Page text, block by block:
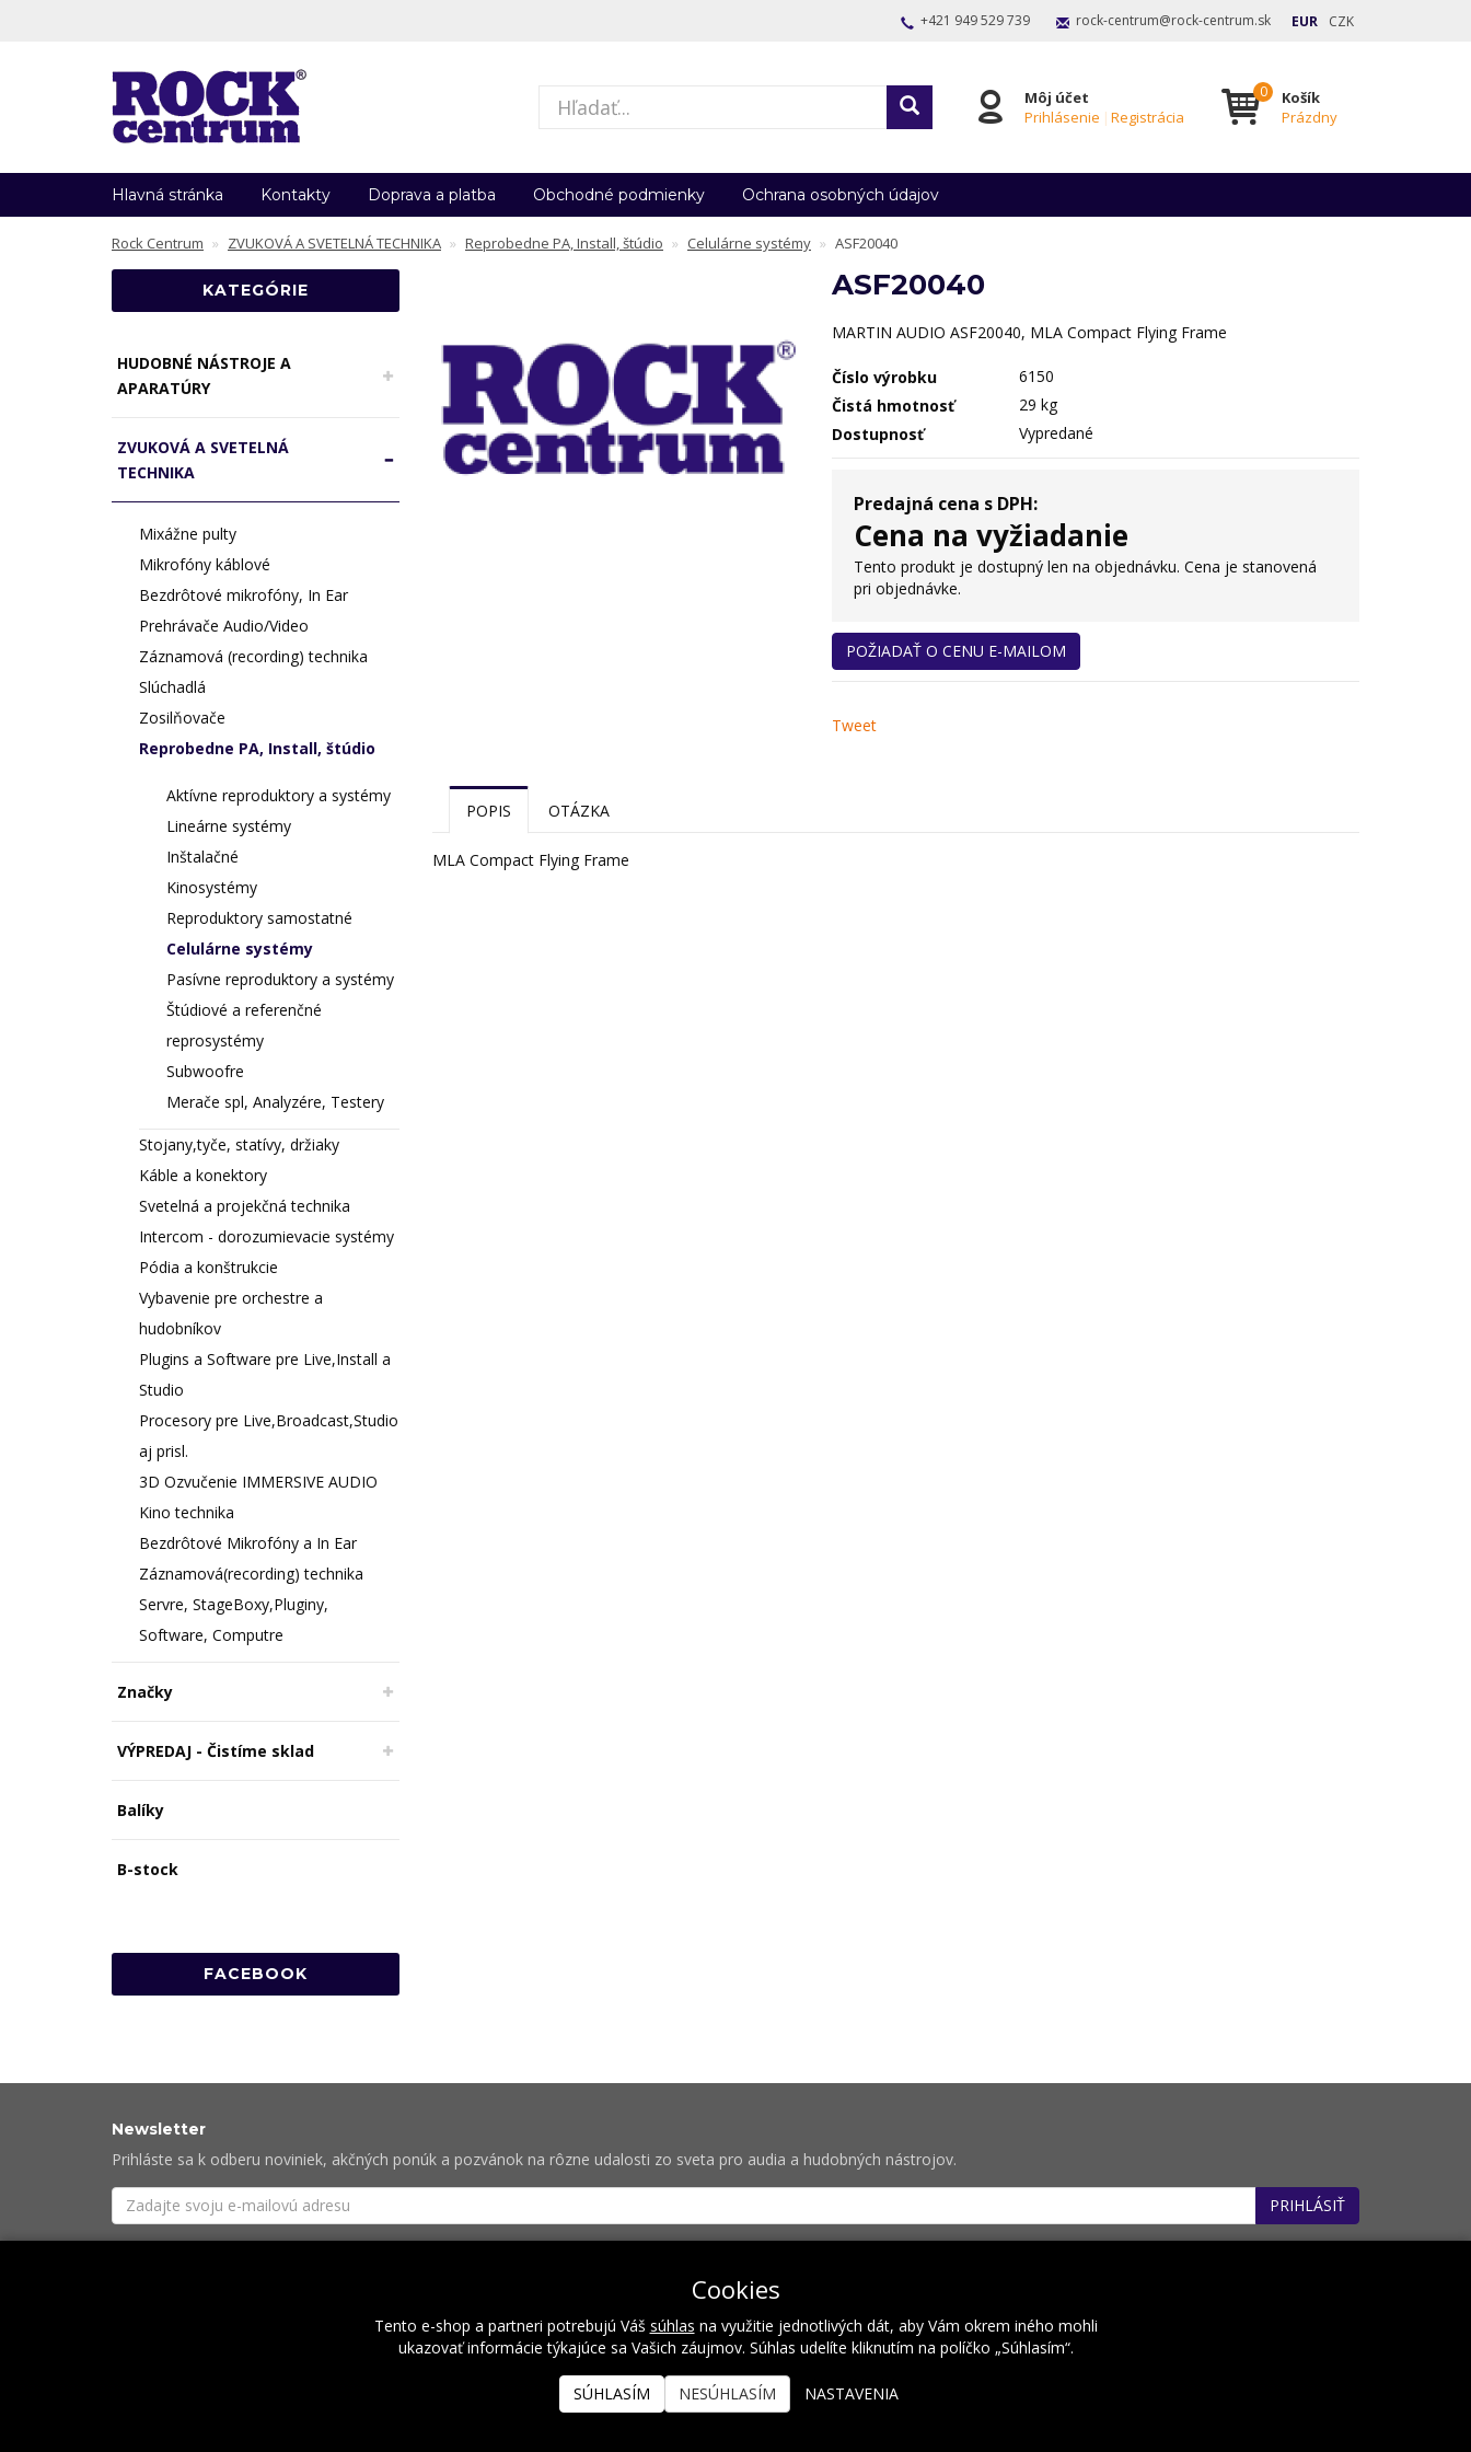
+421 949 529 739 rock-centrum@rock-centrum.sk EUR CZK
Môj účet
Prihlásenie | Registrácia
Košík
Prázdny
Hlavná stránka Kontakty Doprava a platba Obchodné podmienky Ochrana osobných údajov
Rock Centrum ZVUKOVÁ A SVETELNÁ TECHNIKA Reprobedne PA, Install, štúdio Celulárne systémy ASF20040
KATEGÓRIE
HUDOBNÉ NÁSTROJE A
APARATÚRY
ZVUKOVÁ A SVETELNÁ
TECHNIKA
Mixážne pulty
Mikrofóny káblové
Bezdrôtové mikrofóny, In Ear
Prehrávače Audio/Video
Záznamová (recording) technika
Slúchadlá
Zosilňovače
Reprobedne PA, Install, štúdio
Aktívne reproduktory a systémy
Lineárne systémy
Inštalačné
Kinosystémy
Reproduktory samostatné
Celulárne systémy
Pasívne reproduktory a systémy
Štúdiové a referenčné
reprosystémy
Subwoofre
Merače spl, Analyzére, Testery
Stojany,tyče, statívy, držiaky
Káble a konektory
Svetelná a projekčná technika
Intercom - dorozumievacie systémy
Pódia a konštrukcie
Vybavenie pre orchestre a
hudobníkov
Plugins a Software pre Live,Install a
Studio
Procesory pre Live,Broadcast,Studio
aj prisl.
3D Ozvučenie IMMERSIVE AUDIO
Kino technika
Bezdrôtové Mikrofóny a In Ear
Záznamová(recording) technika
Servre, StageBoxy,Pluginy,
Software, Computre
Značky
VÝPREDAJ - Čistíme sklad
Balíky
B-stock
FACEBOOK
ASF20040
MARTIN AUDIO ASF20040, MLA Compact Flying Frame
Číslo výrobku
6150
Čistá hmotnosť
29 kg
Dostupnosť
Vypredané
Predajná cena s DPH:
Cena na vyžiadanie
Tento produkt je dostupný len na objednávku. Cena je stanovená
pri objednávke.
POŽIADAŤ O CENU E-MAILOM
Tweet
POPIS OTÁZKA
MLA Compact Flying Frame
Newsletter
Prihláste sa k odberu noviniek, akčných ponúk a pozvánok na rôzne udalosti zo sveta pro audia a hudobných nástrojov.
PRIHLÁSIŤ
O nás Naše hodnoty Inštalácie Referencie Kalendár podujatí Kontakt
Cookies
Tento e-shop a partneri potrebujú Váš súhlas na využitie jednotlivých dát, aby Vám okrem iného mohli
ukazovať informácie týkajúce sa Vašich záujmov. Súhlas udelíte kliknutím na políčko „Súhlasím“.
SÚHLASÍM NESÚHLASÍM NASTAVENIA